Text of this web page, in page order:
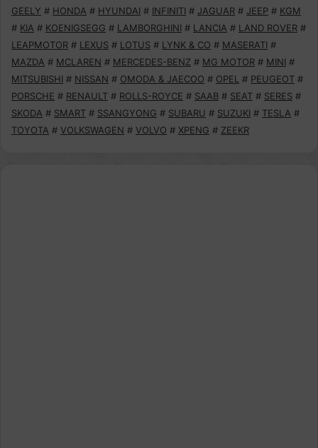
GEELY # HONDA # HYUNDAI # INFINITI # JAGUAR # JEEP # KGM
# KIA # KOENIGSEGG # LAMBORGHINI # LANCIA # LAND ROVER #
LEAPMOTOR # LEXUS # LOTUS # LYNK & CO # MASERATI #
MAZDA # MCLAREN # MERCEDES-BENZ # MG MOTOR # MINI #
MITSUBISHI # NISSAN # OMODA & JAECOO # OPEL # PEUGEOT #
PORSCHE # RENAULT # ROLLS-ROYCE # SAAB # SEAT # SERES #
SKODA # SMART # SSANGYONG # SUBARU # SUZUKI # TESLA #
TOYOTA # VOLKSWAGEN # VOLVO # XPENG # ZEEKR